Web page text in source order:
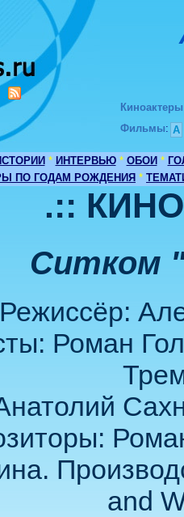
Киноактеры
Фильмы: А
* ИНТЕРВЬЮ * ОБОИ *
ПО ГОДАМ РОЖДЕНИЯ *
.::
Ситком
Режиссёр:
Роман
and